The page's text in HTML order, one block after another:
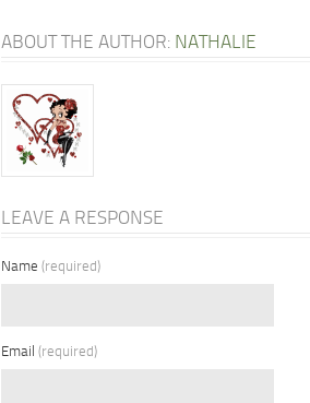
ABOUT THE AUTHOR: NATHALIE
LEAVE A RESPONSE
Name (required)
Email (required)